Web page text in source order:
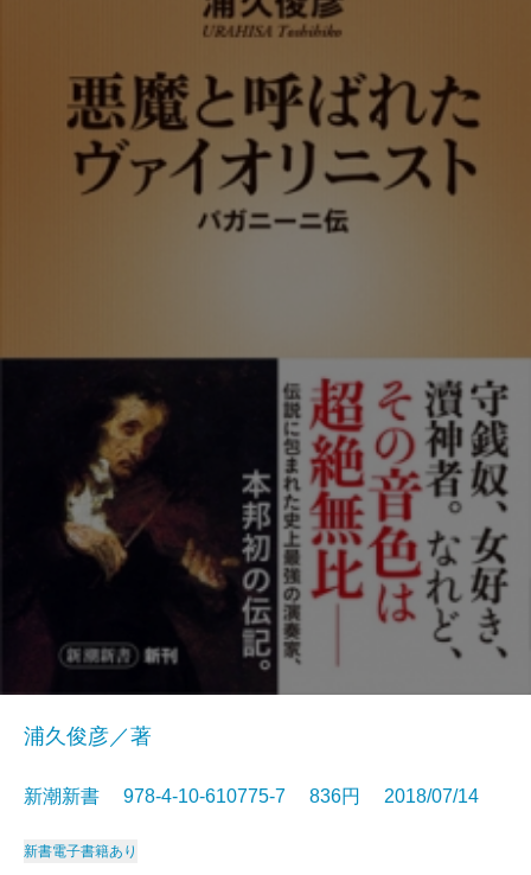
浦久俊彦／著
新潮新書 978-4-10-610775-7 836円 2018/07/14
新書電子書籍あり